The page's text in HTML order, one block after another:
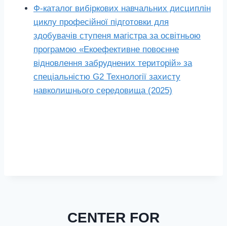
Ф-каталог вибіркових навчальних дисциплін
циклу професійної підготовки для
здобувачів ступеня магістра за освітньою
програмою «Екоефективне повоєнне
відновлення забруднених територій» за
спеціальністю G2 Технології захисту
навколишнього середовища (2025)
CENTER FOR